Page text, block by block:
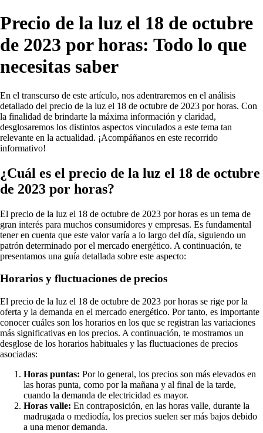
Precio de la luz el 18 de octubre
de 2023 por horas: Todo lo que
necesitas saber
En el transcurso de este artículo, nos adentraremos en el análisis
detallado del precio de la luz el 18 de octubre de 2023 por horas. Con
la finalidad de brindarte la máxima información y claridad,
desglosaremos los distintos aspectos vinculados a este tema tan
relevante en la actualidad. ¡Acompáñanos en este recorrido
informativo!
¿Cuál es el precio de la luz el 18 de octubre
de 2023 por horas?
El precio de la luz el 18 de octubre de 2023 por horas es un tema de
gran interés para muchos consumidores y empresas. Es fundamental
tener en cuenta que este valor varía a lo largo del día, siguiendo un
patrón determinado por el mercado energético. A continuación, te
presentamos una guía detallada sobre este aspecto:
Horarios y fluctuaciones de precios
El precio de la luz el 18 de octubre de 2023 por horas se rige por la
oferta y la demanda en el mercado energético. Por tanto, es importante
conocer cuáles son los horarios en los que se registran las variaciones
más significativas en los precios. A continuación, te mostramos un
desglose de los horarios habituales y las fluctuaciones de precios
asociadas:
Horas puntas: Por lo general, los precios son más elevados en
las horas punta, como por la mañana y al final de la tarde,
cuando la demanda de electricidad es mayor.
Horas valle: En contraposición, en las horas valle, durante la
madrugada o mediodía, los precios suelen ser más bajos debido
a una menor demanda.